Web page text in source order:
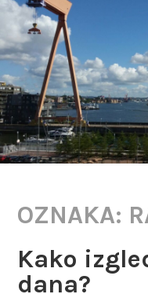
OZNAKA:
Kako
dana?